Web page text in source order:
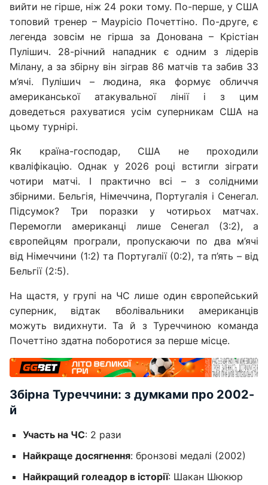
вийти не гірше, ніж 24 роки тому. По-перше, у США
топовий тренер – Маурісіо Почеттіно. По-друге, є
легенда зовсім не гірша за Донована – Крістіан
Пулішич. 28-річний нападник є одним з лідерів
Мілану, а за збірну він зіграв 86 матчів та забив 33
м’ячі. Пулішич – людина, яка формує обличчя
американської атакувальної лінії і з цим
доведеться рахуватися усім суперникам США на
цьому турнірі.
Як країна-господар, США не проходили
кваліфікацію. Однак у 2026 році встигли зіграти
чотири матчі. І практично всі – з солідними
збірними. Бельгія, Німеччина, Португалія і Сенегал.
Підсумок? Три поразки у чотирьох матчах.
Перемогли американці лише Сенегал (3:2), а
європейцям програли, пропускаючи по два м’ячі
від Німеччини (1:2) та Португалії (0:2), та п’ять – від
Бельгії (2:5).
На щастя, у групі на ЧС лише один європейський
суперник, відтак вболівальники американців
можуть видихнути. Та й з Туреччиною команда
Почеттіно здатна поборотися за перше місце.
Збірна Туреччини: з думками про 2002-
й
Участь на ЧС: 2 рази
Найкраще досягнення: бронзові медалі (2002)
Найкращий голеадор в історії: Шакан Шюкюр